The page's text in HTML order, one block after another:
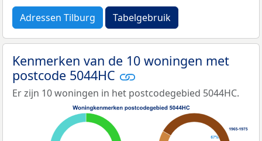
Adressen Tilburg Tabelgebruik
Kenmerken van de 10 woningen met
postcode 5044HC
Er zijn 10 woningen in het postcodegebied 5044HC.